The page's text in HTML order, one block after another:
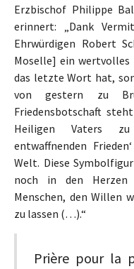
Erzbischof Philippe
erinnert: „Dank
Ehrwürdigen Robert
Moselle] ein wertvolles
das letzte Wort hat,
von gestern zu
Friedensbotschaft
Heiligen Vaters zu
entwaffnenden
Welt. Diese
noch in den Herzen
Menschen, den Willen
zu lassen (…).“
Prière pour la